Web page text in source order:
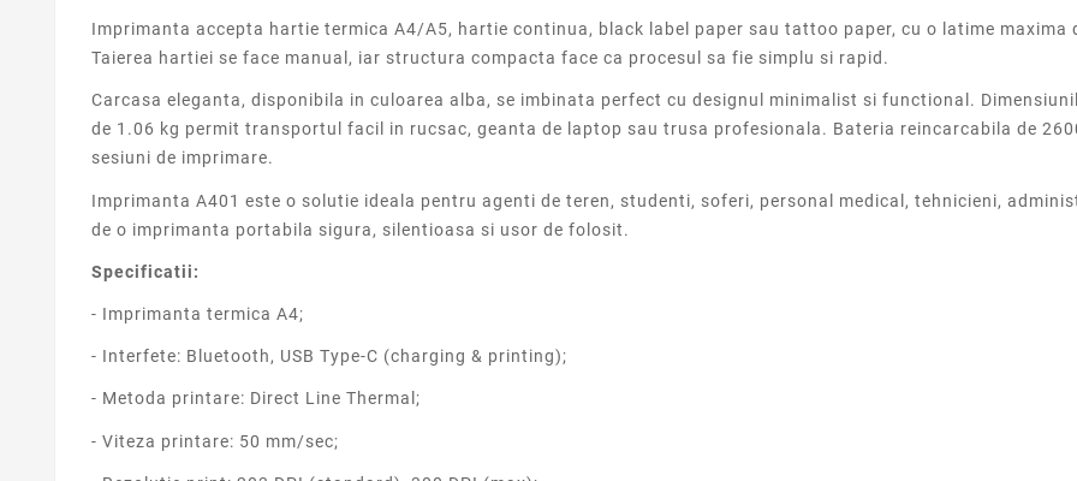
Imprimanta accepta hartie termica A4/A5, hartie continua, black label paper sau tattoo paper, cu o latime maxima
Taierea hartiei se face manual, iar structura compacta face ca procesul sa fie simplu si rapid.
Carcasa eleganta, disponibila in culoarea alba, se imbinata perfect cu designul minimalist si functional.
de 1.06 kg permit transportul facil in rucsac, geanta de laptop sau trusa profesionala. Bateria reincarcabila de
sesiuni de imprimare.
Imprimanta A401 este o solutie ideala pentru agenti de teren, studenti, soferi, personal medical, tehnicieni,
de o imprimanta portabila sigura, silentioasa si usor de folosit.
Specificatii:
- Imprimanta termica A4;
- Interfete: Bluetooth, USB Type-C (charging & printing);
- Metoda printare: Direct Line Thermal;
- Viteza printare: 50 mm/sec;